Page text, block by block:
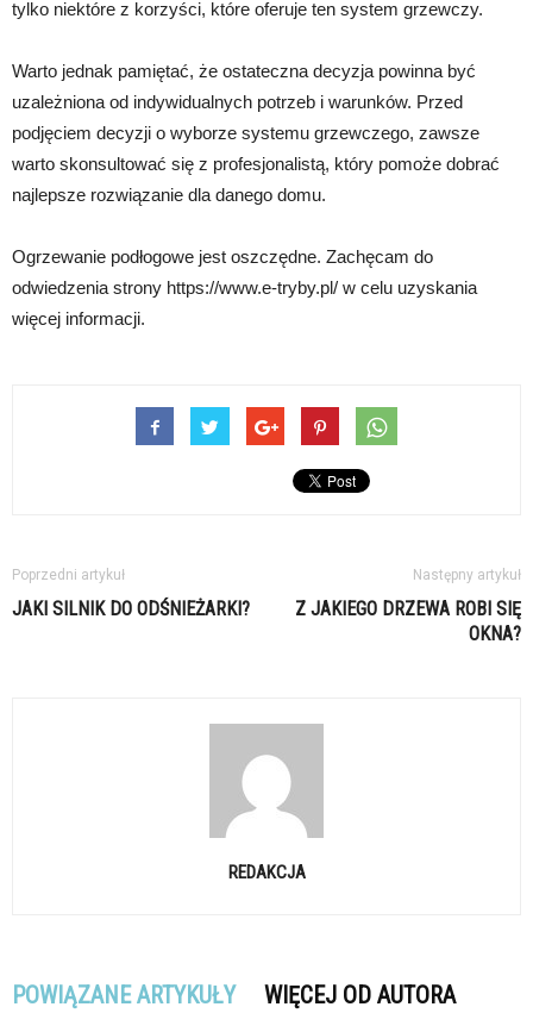
tylko niektóre z korzyści, które oferuje ten system grzewczy.
Warto jednak pamiętać, że ostateczna decyzja powinna być
uzależniona od indywidualnych potrzeb i warunków. Przed
podjęciem decyzji o wyborze systemu grzewczego, zawsze
warto skonsultować się z profesjonalistą, który pomoże dobrać
najlepsze rozwiązanie dla danego domu.
Ogrzewanie podłogowe jest oszczędne. Zachęcam do
odwiedzenia strony https://www.e-tryby.pl/ w celu uzyskania
więcej informacji.
Poprzedni artykuł
JAKI SILNIK DO ODŚNIEŻARKI?
Następny artykuł
Z JAKIEGO DRZEWA ROBI SIĘ
OKNA?
REDAKCJA
POWIĄZANE ARTYKUŁY WIĘCEJ OD AUTORA